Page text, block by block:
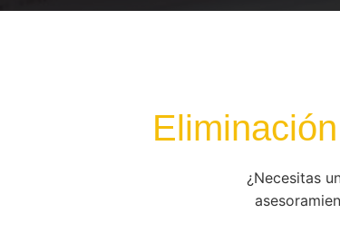
¿Necesitas